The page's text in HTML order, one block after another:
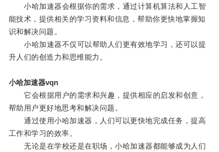
小哈加速器会根据你的需求，通过计算机算法和人工智
能技术，提供相关的学习资料和信息，帮助你更快地掌握知
识和解决问题。
小哈加速器不仅可以帮助人们更有效地学习，还可以提
升人们的创造力和思维能力。
小哈加速器vqn
它会根据用户的需求和兴趣，提供相应的启发和创意，
帮助用户更好地思考和解决问题。
通过使用小哈加速器，人们可以更快地完成任务，提高
工作和学习的效率。
无论是在学校还是在职场，小哈加速器都能够成为人们